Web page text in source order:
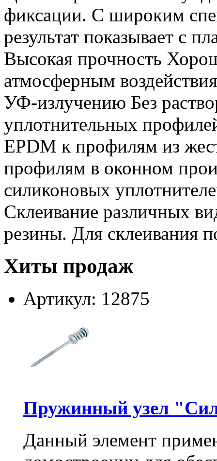
фиксации. С широким
результат показывает с
Высокая прочность
атмосферным
УФ-излучению Без
уплотнительных
EPDM к профилям из
профилям в оконном
силиконовых
Склеивание различных
резины. Для склеивания
Хиты продаж
Артикул: 12875
Пружинный узел
Данный элемент